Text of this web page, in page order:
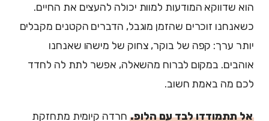
הוא שדווקא המודעות למוות יכולה להעצים את החיים.
כשאנחנו זוכרים שהזמן מוגבל, הדברים הקטנים מקבלים
יותר ערך: קפה של בוקר, צחוק של מישהו שאנחנו
אוהבים. במקום לברוח מהשאלה, אפשר לתת לה לחדד
לכם מה באמת חשוב.
אל תתמודדו לבד עם הלופ. חרדה קיומית מתחזקת